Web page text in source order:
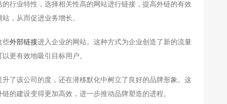
的行业特性，选择相关性高的网站进行链接，提高外链的有效
，从而促进业务增长。
些外部链接进入企业的网站。这种方式为企业创造了新的流量
更有效地吸引目标用户。
了该公司的度，还在潜移默化中树立了良好的品牌形象。这
的建设变得更加高效，进一步推动品牌塑造的进程。